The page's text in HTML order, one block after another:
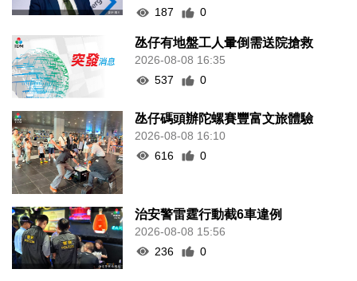
187
0
氹仔有地盤工人暈倒需送院搶救
2026-08-08 16:35
537
0
氹仔碼頭辦陀螺賽豐富文旅體驗
2026-08-08 16:10
616
0
治安警雷霆行動截6車違例
2026-08-08 15:56
236
0